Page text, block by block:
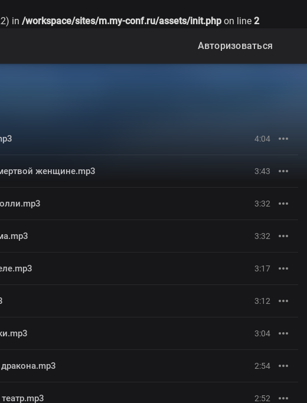
in /workspace/sites/m.my-conf.ru/assets/init.php on line 2
Авторизоваться
4:04
женщине.mp3 3:43
3:32
3:32
3:17
3:12
3:04
2:54
2:52